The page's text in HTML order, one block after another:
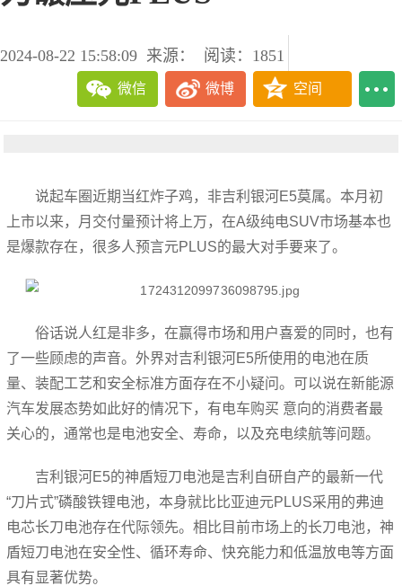
2024-08-22 15:58:09 来源： 阅读：1851
微信 微博 空间
说起车圈近期当红炸子鸡，非吉利银河E5莫属。本月初
上市以来，月交付量预计将上万，在A级纯电SUV市场基本也
是爆款存在，很多人预言元PLUS的最大对手要来了。
俗话说人红是非多，在赢得市场和用户喜爱的同时，也有
了一些顾虑的声音。外界对吉利银河E5所使用的电池在质
量、装配工艺和安全标准方面存在不小疑问。可以说在新能源
汽车发展态势如此好的情况下，有电车购买 意向的消费者最
关心的，通常也是电池安全、寿命，以及充电续航等问题。
吉利银河E5的神盾短刀电池是吉利自研自产的最新一代
“刀片式”磷酸铁锂电池，本身就比比亚迪元PLUS采用的弗迪
电芯长刀电池存在代际领先。相比目前市场上的长刀电池，神
盾短刀电池在安全性、循环寿命、快充能力和低温放电等方面
具有显著优势。